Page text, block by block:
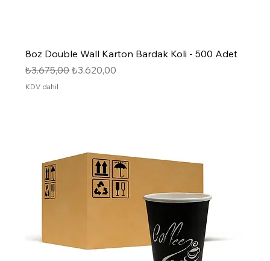
8oz Double Wall Karton Bardak Koli - 500 Adet
Normal Fiyat
₺3.675,00İndirimli Fiyat
₺3.620,00
KDV dahil